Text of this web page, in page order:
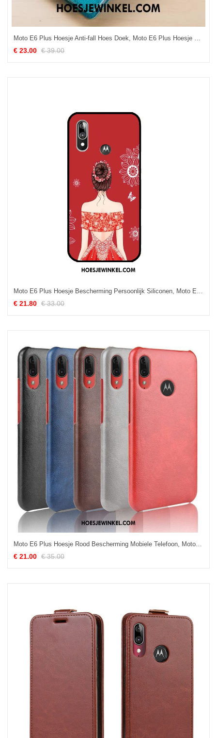
Moto E6 Plus Hoesje Anti-fall Hoes Doek, Moto E6 Plus Hoesje Mobiele Telefoon Leren Etui
€ 23.00 € 39.00
Moto E6 Plus Hoesje Bescherming Persoonlijk Siliconen, Moto E6 Plus Hoesje Trend All Inclusive
€ 21.80 € 33.00
Moto E6 Plus Hoesje Rood Bescherming Mobiele Telefoon, Moto E6 Plus Hoesje Leer Kwaliteit
€ 21.00 € 35.00